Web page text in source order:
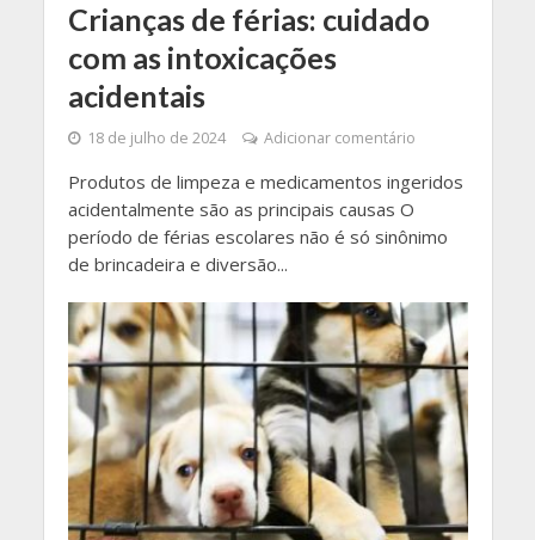
Crianças de férias: cuidado
com as intoxicações
acidentais
18 de julho de 2024 Adicionar comentário
Produtos de limpeza e medicamentos ingeridos
acidentalmente são as principais causas O
período de férias escolares não é só sinônimo
de brincadeira e diversão...